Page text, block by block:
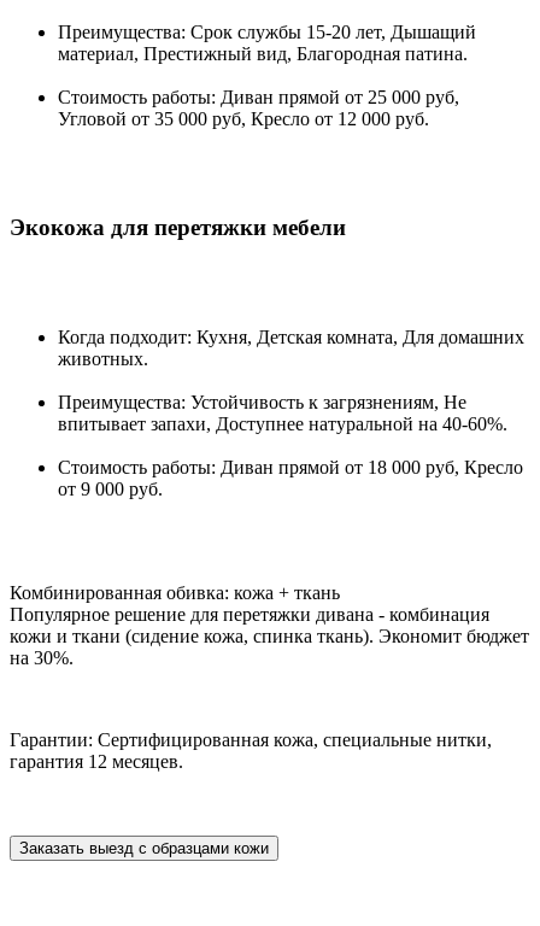
Преимущества: Срок службы 15-20 лет, Дышащий
материал, Престижный вид, Благородная патина.
Стоимость работы: Диван прямой от 25 000 руб,
Угловой от 35 000 руб, Кресло от 12 000 руб.
Экокожа для перетяжки мебели
Когда подходит: Кухня, Детская комната, Для домашних
животных.
Преимущества: Устойчивость к загрязнениям, Не
впитывает запахи, Доступнее натуральной на 40-60%.
Стоимость работы: Диван прямой от 18 000 руб, Кресло
от 9 000 руб.
Комбинированная обивка: кожа + ткань
Популярное решение для перетяжки дивана - комбинация
кожи и ткани (сидение кожа, спинка ткань). Экономит бюджет
на 30%.
Гарантии: Сертифицированная кожа, специальные нитки,
гарантия 12 месяцев.
Заказать выезд с образцами кожи